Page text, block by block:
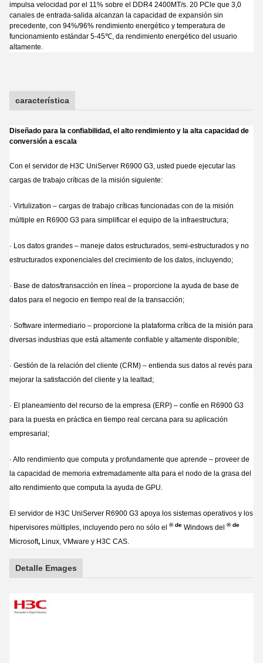
impulsa velocidad por el 11% sobre el DDR4 2400MT/s. 20 PCle que 3,0
canales de entrada-salida alcanzan la capacidad de expansión sin
precedente, con 94%/96% rendimiento energético y temperatura de
funcionamiento estándar 5-45℃, da rendimiento energético del usuario
altamente.
característica
Diseñado para la confiabilidad, el alto rendimiento y la alta capacidad de
conversión a escala
Con el servidor de H3C UniServer R6900 G3, usted puede ejecutar las
cargas de trabajo críticas de la misión siguiente:
· Virtulization – cargas de trabajo críticas funcionadas con de la misión
múltiple en R6900 G3 para simplificar el equipo de la infraestructura;
· Los datos grandes – maneje datos estructurados, semi-estructurados y no
estructurados exponenciales del crecimiento de los datos, incluyendo;
· Base de datos/transacción en línea – proporcione la ayuda de base de
datos para el negocio en tiempo real de la transacción;
· Software intermediario – proporcione la plataforma crítica de la misión para
diversas industrias que está altamente confiable y altamente disponible;
· Gestión de la relación del cliente (CRM) – entienda sus datos al revés para
mejorar la satisfacción del cliente y la lealtad;
· El planeamiento del recurso de la empresa (ERP) – confíe en R6900 G3
para la puesta en práctica en tiempo real cercana para su aplicación
empresarial;
· Alto rendimiento que computa y profundamente que aprende – proveer de
la capacidad de memoria extremadamente alta para el nodo de la grasa del
alto rendimiento que computa la ayuda de GPU.
El servidor de H3C UniServer R6900 G3 apoya los sistemas operativos y los
hipervisores múltiples, incluyendo pero no sólo el
® de Windows del ® de
Microsoft, Linux, VMware y H3C CAS.
Detalle Emages